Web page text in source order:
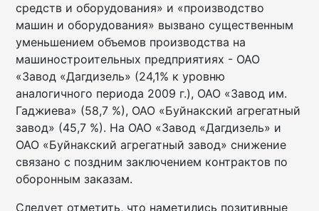
средств и оборудования» и «производство
машин и оборудования» вызвано существенным
уменьшением объемов производства на
машиностроительных предприятиях - ОАО
«Завод «Дагдизель» (24,1% к уровню
аналогичного периода 2009 г.), ОАО «Завод им.
Гаджиева» (58,7 %), ОАО «Буйнакский агрегатный
завод» (45,7 %). На ОАО «Завод «Дагдизель» и
ОАО «Буйнакский агрегатный завод» снижение
связано с поздним заключением контрактов по
оборонным заказам.
Следует отметить, что наметились позитивные